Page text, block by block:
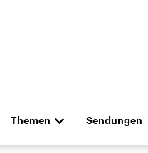
Themen
Die Nachrichten Politik
Sendungen